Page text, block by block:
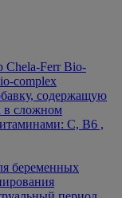
Chela-Ferr Bio-
complex
содержащую
в сложном
C, B6 ,
беременных